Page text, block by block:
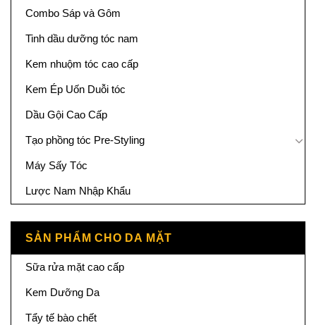
Combo Sáp và Gôm
Tinh dầu dưỡng tóc nam
Kem nhuộm tóc cao cấp
Kem Ép Uốn Duỗi tóc
Dầu Gội Cao Cấp
Tạo phồng tóc Pre-Styling
Máy Sấy Tóc
Lược Nam Nhập Khẩu
SẢN PHẨM CHO DA MẶT
Sữa rửa mặt cao cấp
Kem Dưỡng Da
Tẩy tế bào chết